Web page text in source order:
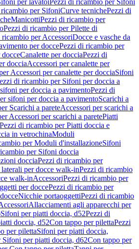
per lavatoiPezzi di ricambio per Sifoni
per SifoniCurve tecnichePezzi di
ManicottiPezzi di ricambio per
Pezzi di ricambio per Pilette di
per AccessoriDocce e vasche da
per doccePezzi di ricambio per
docceCanalette per docciaPezzi di
docciaAccessori per canalette per
Accessori per canalette per docciaSifoni
di ricambio per Sifoni per doccia a
per doccia a pavimentoPezzi di
sifoni per doccia a pavimentoScarichi a
Scarichi a pareteAccessori per scarichi a
Accessori per scarichi a paretePiatti
Pezzi di ricambio per Piatti doccia e
in vetrochinaModuli
per Moduli d'installazioneSifoni
per Sifoni doccia
docciaPezzi di ricambio per
laterali per docce walk-inPezzi di ricambio
walk-inAccessoriPezzi di ricambio per
per doccePezzi di ricambio per
Nicchie portaoggettiPezzi di ricambio
Allacciamenti agli apparecchi per
Sifoni per piatti doccia, d52Pezzi di
doccia, d52Con tappo per pilettaPezzi
per pilettaSifoni per piatti doccia,
per piatti doccia, d62Con tappo per